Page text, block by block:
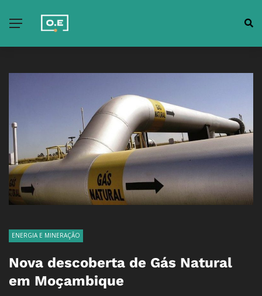
ENERGIA E MINERAÇÃO
Nova descoberta de Gás Natural
em Moçambique